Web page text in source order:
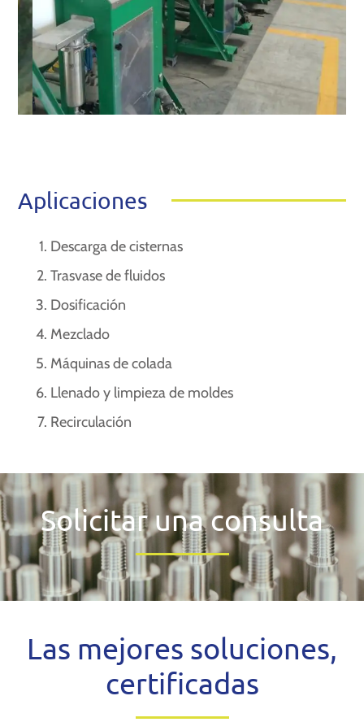
Aplicaciones
Descarga de cisternas
Trasvase de fluidos
Dosificación
Mezclado
Máquinas de colada
Llenado y limpieza de moldes
Recirculación
Solicitar una consulta
Las mejores soluciones,
certificadas